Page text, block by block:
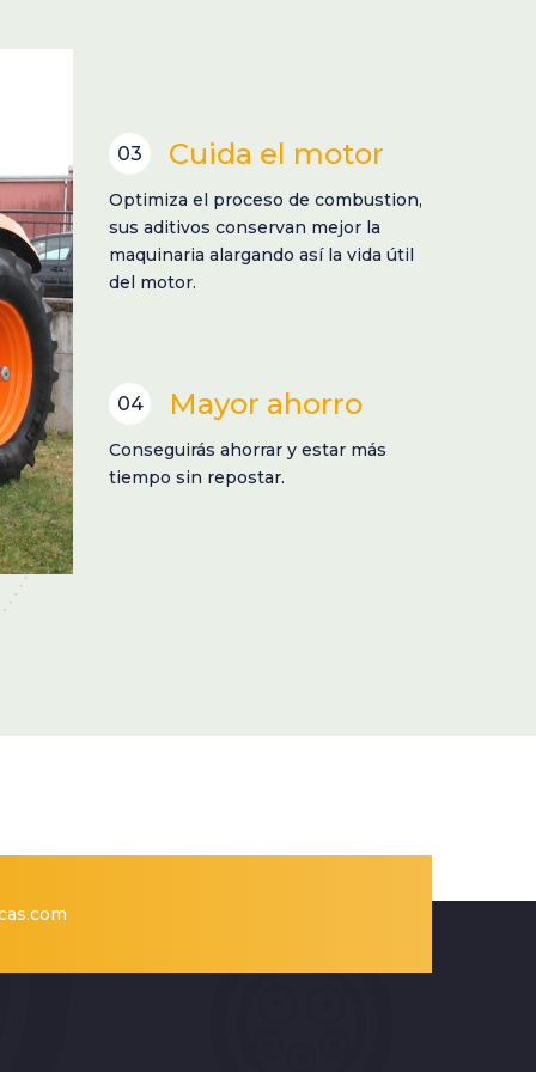
03 Cuida el motor
Optimiza el proceso de combustion,
sus aditivos conservan mejor la
maquinaria alargando así la vida útil
del motor.
04 Mayor ahorro
Conseguirás ahorrar y estar más
tiempo sin repostar.